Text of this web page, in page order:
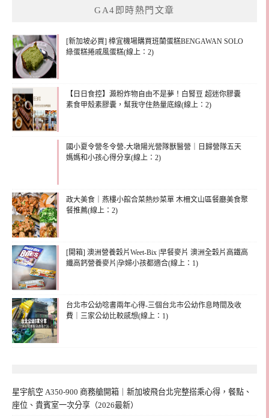
GA4即時熱門文章
[新加坡必買] 樟宜機場購買班蘭蛋糕BENGAWAN SOLO
綠蛋糕捲戚風蛋糕(線上：2)
【日日食控】澱粉炸物自由不是夢！白腎豆 超迷你膠囊
素食甲殼素膠囊，幫我守住熱量底線(線上：2)
國小夏令營冬令營-大墩陽光營隊獸醫營｜日歸營隊五天
媽媽和小孩心得分享(線上：2)
政大美食｜燕樓小館合菜熱炒菜單 木柵文山區餐廳美食聚
餐推薦(線上：2)
[開箱] 澳洲營養穀片Weet-Bix |早餐麥片 澳洲全穀片高鐵高
纖高鈣營養麥片|孕婦小孩都適合(線上：1)
台北市公幼唸書兩年心得-三個台北市公幼作息時間及收
費｜三家公幼比較感想(線上：1)
星宇航空 A350-900 商務艙開箱｜新加坡飛台北完整搭乘心得，餐點、
座位、貴賓室一次分享（2026最新）